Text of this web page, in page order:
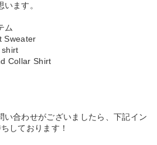
ます。
ム
Sweater
shirt
Collar Shirt
い合わせがございましたら、下記イン
しております！